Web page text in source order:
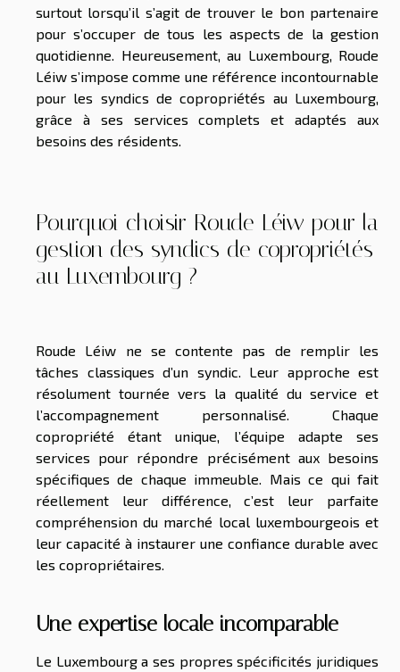
surtout lorsqu’il s’agit de trouver le bon partenaire
pour s’occuper de tous les aspects de la gestion
quotidienne. Heureusement, au Luxembourg, Roude
Léiw s’impose comme une référence incontournable
pour les syndics de copropriétés au Luxembourg,
grâce à ses services complets et adaptés aux
besoins des résidents.
Pourquoi choisir Roude Léiw pour la
gestion des syndics de copropriétés
au Luxembourg ?
Roude Léiw ne se contente pas de remplir les
tâches classiques d’un syndic. Leur approche est
résolument tournée vers la qualité du service et
l’accompagnement personnalisé. Chaque
copropriété étant unique, l’équipe adapte ses
services pour répondre précisément aux besoins
spécifiques de chaque immeuble. Mais ce qui fait
réellement leur différence, c’est leur parfaite
compréhension du marché local luxembourgeois et
leur capacité à instaurer une confiance durable avec
les copropriétaires.
Une expertise locale incomparable
Le Luxembourg a ses propres spécificités juridiques